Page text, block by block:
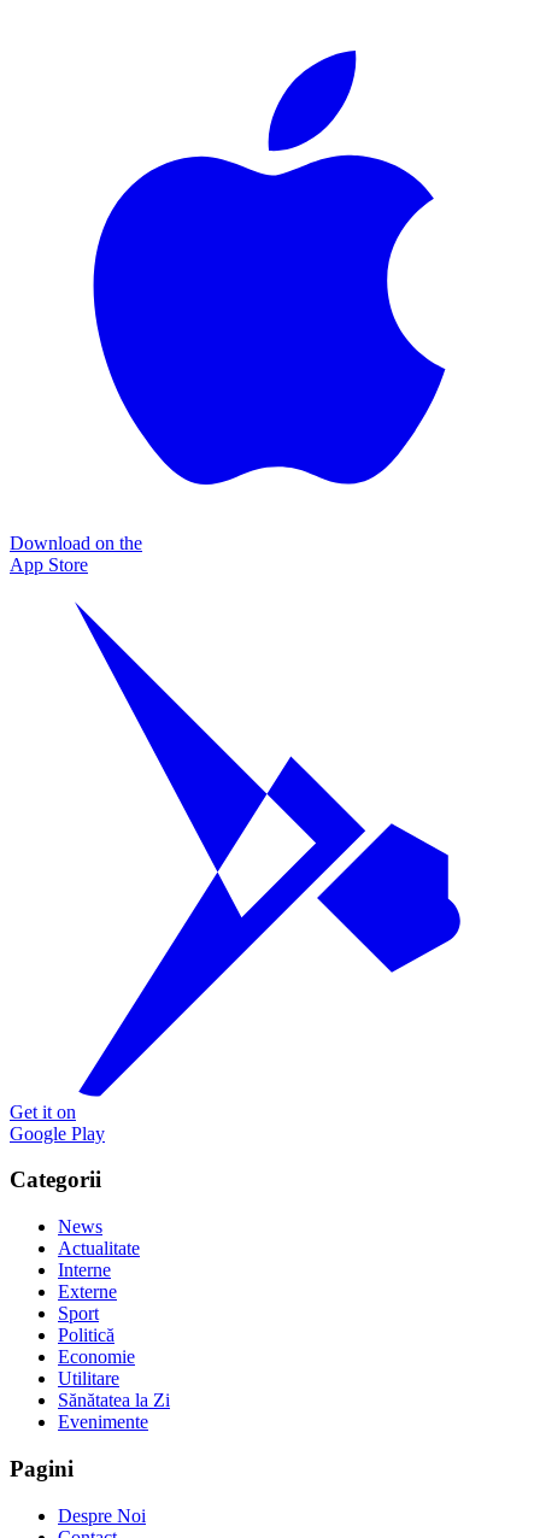
Download on the
App Store
Get it on
Google Play
Categorii
News
Actualitate
Interne
Externe
Sport
Politică
Economie
Utilitare
Sănătatea la Zi
Evenimente
Pagini
Despre Noi